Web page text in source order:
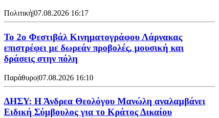
Πολιτική|07.08.2026 16:17
Το 2ο Φεστιβάλ Κινηματογράφου Λάρνακας
επιστρέφει με δωρεάν προβολές, μουσική και
δράσεις στην πόλη
Παράθυρο|07.08.2026 16:10
ΔΗΣΥ: Η Άνδρεα Θεολόγου Μανώλη αναλαμβάνει
Ειδική Σύμβουλος για το Κράτος Δικαίου